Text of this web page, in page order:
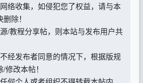
络收集，如侵犯您了权益，请与本
除！
/教程分享帖，则本站与发布用户共
经发布者同意的情况下，根据版规
改本帖！